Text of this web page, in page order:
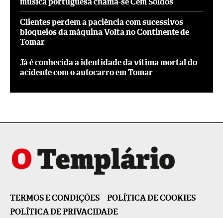
Clientes perdem a paciência com sucessivos
bloqueios da máquina Volta no Continente de
Tomar
Já é conhecida a identidade da vítima mortal do
acidente com o autocarro em Tomar
TERMOS E CONDIÇÕES
POLÍTICA DE COOKIES
POLÍTICA DE PRIVACIDADE